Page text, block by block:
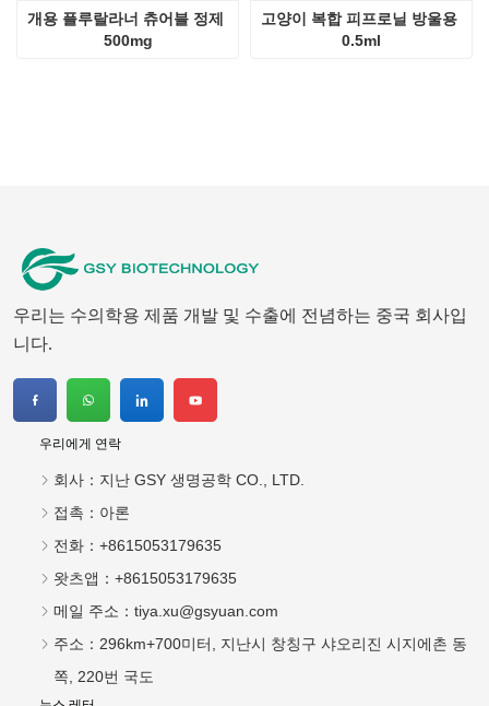
개용 플루랄라너 츄어블 정제
500mg
고양이 복합 피프로닐 방울용
0.5ml
우리는 수의학용 제품 개발 및 수출에 전념하는 중국 회사입
니다.
우리에게 연락
회사： 지난 GSY 생명공학 CO., LTD.
접촉： 아론
전화： +8615053179635
왓츠앱： +8615053179635
메일 주소： tiya.xu@gsyuan.com
주소： 296km+700미터, 지난시 창칭구 샤오리진 시지에촌 동
쪽, 220번 국도